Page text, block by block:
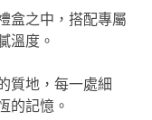
盒之中，搭配專屬
溫度。
質地，每一處細
的記憶。